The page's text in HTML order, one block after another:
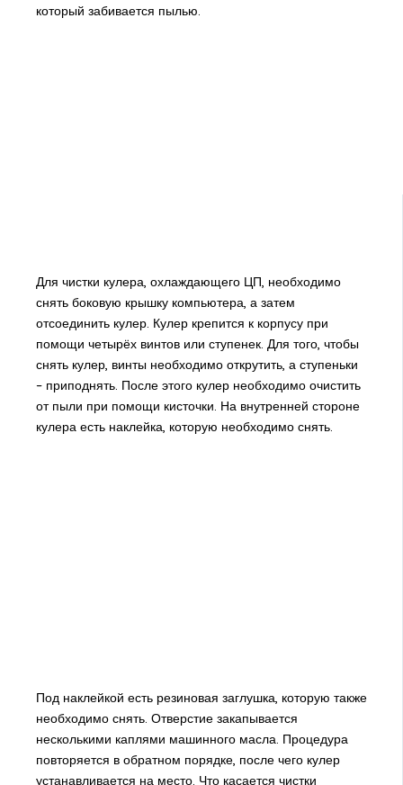
который забивается пылью.
Для чистки кулера, охлаждающего ЦП, необходимо
снять боковую крышку компьютера, а затем
отсоединить кулер. Кулер крепится к корпусу при
помощи четырёх винтов или ступенек. Для того, чтобы
снять кулер, винты необходимо открутить, а ступеньки
– приподнять. После этого кулер необходимо очистить
от пыли при помощи кисточки. На внутренней стороне
кулера есть наклейка, которую необходимо снять.
Под наклейкой есть резиновая заглушка, которую также
необходимо снять. Отверстие закапывается
несколькими каплями машинного масла. Процедура
повторяется в обратном порядке, после чего кулер
устанавливается на место. Что касается чистки